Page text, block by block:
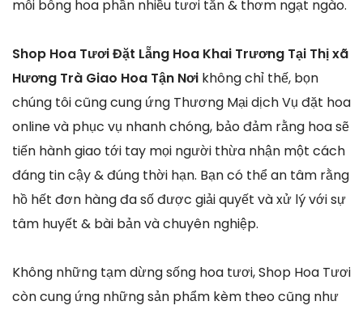
mỗi bông hoa phần nhiều tươi tắn & thơm ngạt ngào.
Shop Hoa Tươi Đặt Lẵng Hoa Khai Trương Tại Thị xã
Hương Trà Giao Hoa Tận Nơi không chỉ thế, bọn
chúng tôi cũng cung ứng Thương Mại dịch Vụ đặt hoa
online và phục vụ nhanh chóng, bảo đảm rằng hoa sẽ
tiến hành giao tới tay mọi người thừa nhận một cách
đáng tin cậy & đúng thời hạn. Bạn có thể an tâm rằng
hồ hết đơn hàng đa số được giải quyết và xử lý với sự
tâm huyết & bài bản và chuyên nghiệp.
Không những tạm dừng sống hoa tươi, Shop Hoa Tươi
còn cung ứng những sản phẩm kèm theo cũng như